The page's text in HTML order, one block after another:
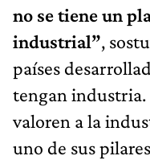
no se tiene un
industrial”,
países
tengan industria.
valoren a la
uno de sus